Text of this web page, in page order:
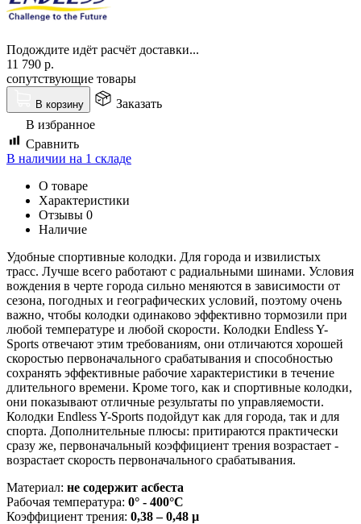
Подождите идёт расчёт доставки...
11 790 р.
сопутствующие товары
В корзину
Заказать
В избранное
Сравнить
В наличии на 1 складе
О товаре
Характеристики
Отзывы 0
Наличие
Удобные спортивные колодки. Для города и извилистых
трасс. Лучше всего работают с радиальными шинами. Условия
вождения в черте города сильно меняются в зависимости от
сезона, погодных и географических условий, поэтому очень
важно, чтобы колодки одинаково эффективно тормозили при
любой температуре и любой скорости. Колодки Endless Y-
Sports отвечают этим требованиям, они отличаются хорошей
скоростью первоначального срабатывания и способностью
сохранять эффективные рабочие характеристики в течение
длительного времени. Кроме того, как и спортивные колодки,
они показывают отличные результаты по управляемости.
Колодки Endless Y-Sports подойдут как для города, так и для
спорта. Дополнительные плюсы: притираются практически
сразу же, первоначальный коэффициент трения возрастает -
возрастает скорость первоначального срабатывания.
Материал: не содержит асбеста
Pабочая температура: 0° - 400°C
Коэффициент трения: 0,38 – 0,48 µ